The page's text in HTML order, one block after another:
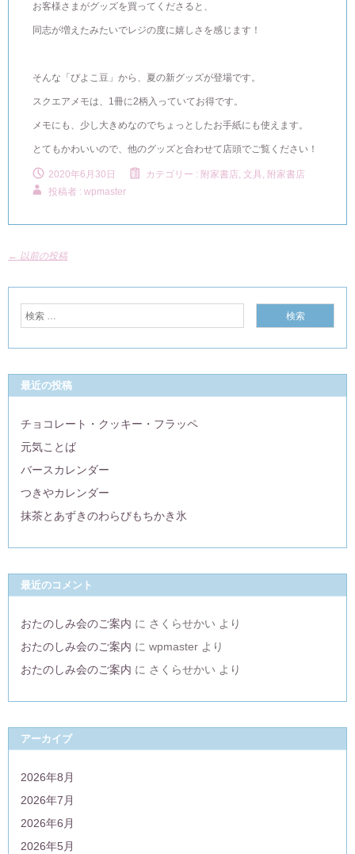
お客様さまがグッズを買ってくださると、
同志が増えたみたいでレジの度に嬉しさを感じます！
そんな「ぴよこ豆」から、夏の新グッズが登場です。
スクエアメモは、1冊に2柄入っていてお得です。
メモにも、少し大きめなのでちょっとしたお手紙にも使えます。
とてもかわいいので、他のグッズと合わせて店頭でご覧ください！
2020年6月30日 カテゴリー : 附家書店, 文具, 附家書店
投稿者 : wpmaster
← 以前の投稿
最近の投稿
チョコレート・クッキー・フラッペ
元気ことば
バースカレンダー
つきやカレンダー
抹茶とあずきのわらびもちかき氷
最近のコメント
おたのしみ会のご案内 に さくらせかい より
おたのしみ会のご案内 に wpmaster より
おたのしみ会のご案内 に さくらせかい より
アーカイブ
2026年8月
2026年7月
2026年6月
2026年5月